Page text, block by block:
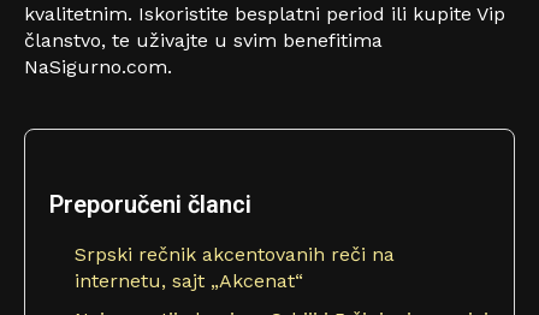
kvalitetnim. Iskoristite besplatni period ili kupite Vip
članstvo, te uživajte u svim benefitima
NaSigurno.com.
Preporučeni članci
Srpski rečnik akcentovanih reči na
internetu, sajt „Akcenat“